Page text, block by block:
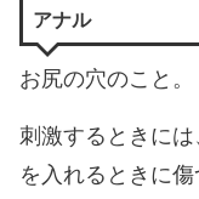
アナル
お尻の穴のこと。
刺激するときに
を入れるときに